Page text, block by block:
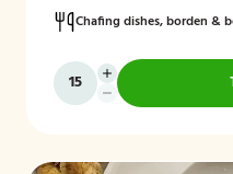
Chafing dishes, borden &